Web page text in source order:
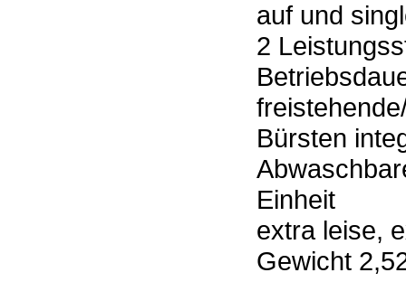
auf und
2
Bürsten
Einheit
extra leise,
Gewicht